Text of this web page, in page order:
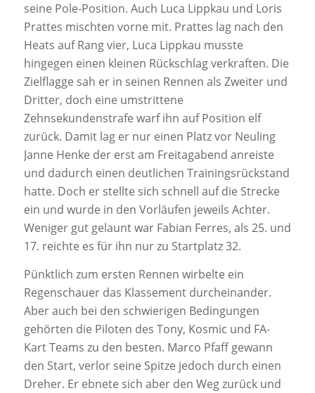
seine Pole-Position. Auch Luca Lippkau und Loris
Prattes mischten vorne mit. Prattes lag nach den
Heats auf Rang vier, Luca Lippkau musste
hingegen einen kleinen Rückschlag verkraften. Die
Zielflagge sah er in seinen Rennen als Zweiter und
Dritter, doch eine umstrittene
Zehnsekundenstrafe warf ihn auf Position elf
zurück. Damit lag er nur einen Platz vor Neuling
Janne Henke der erst am Freitagabend anreiste
und dadurch einen deutlichen Trainingsrückstand
hatte. Doch er stellte sich schnell auf die Strecke
ein und wurde in den Vorläufen jeweils Achter.
Weniger gut gelaunt war Fabian Ferres, als 25. und
17. reichte es für ihn nur zu Startplatz 32.
Pünktlich zum ersten Rennen wirbelte ein
Regenschauer das Klassement durcheinander.
Aber auch bei den schwierigen Bedingungen
gehörten die Piloten des Tony, Kosmic und FA-
Kart Teams zu den besten. Marco Pfaff gewann
den Start, verlor seine Spitze jedoch durch einen
Dreher. Er ebnete sich aber den Weg zurück und